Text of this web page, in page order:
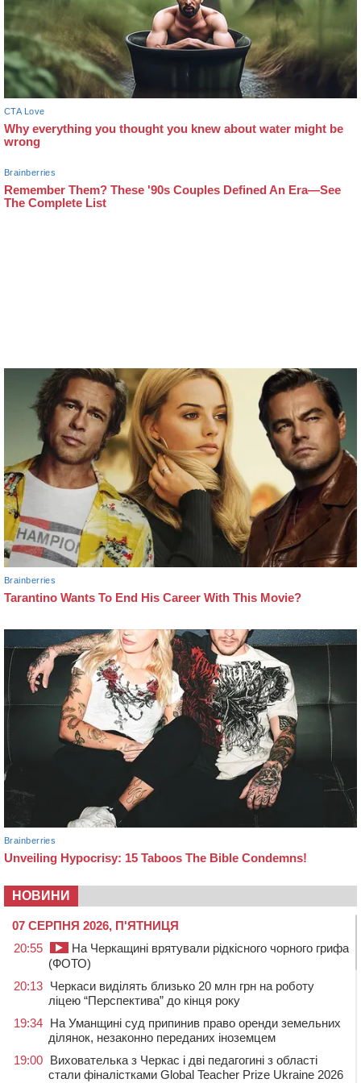
НОВИНИ
07 СЕРПНЯ 2026, П'ЯТНИЦЯ
20:55
На Черкащині врятували рідкісного чорного грифа
(ФОТО)
20:13 Черкаси виділять близько 20 млн грн на роботу
ліцею “Перспектива” до кінця року
19:34
На Уманщині суд припинив право оренди земельних
ділянок, незаконно переданих іноземцем
19:00
Вихователька з Черкас і дві педагогині з області
стали фіналістками Global Teacher Prize Ukraine 2026